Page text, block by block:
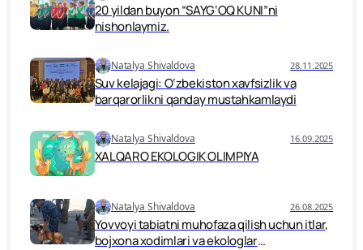
20 yildan buyon “SAYG‘OQ KUNI”ni
nishonlaymiz.
Natalya Shivaldova 28.11.2025
Suv kelajagi: O‘zbekiston xavfsizlik va
barqarorlikni qanday mustahkamlaydi
Natalya Shivaldova 16.09.2025
XALQARO EKOLOGIK OLIMPIYA
Natalya Shivaldova 26.08.2025
Yovvoyi tabiatni muhofaza qilish uchun itlar,
bojxona xodimlari va ekologlar